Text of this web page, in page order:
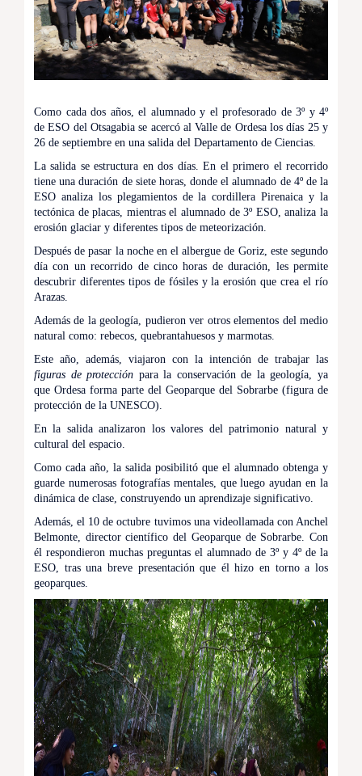
Como cada dos años, el alumnado y el profesorado de 3º y 4º
de ESO del Otsagabia se acercó al Valle de Ordesa los días 25 y
26 de septiembre en una salida del Departamento de Ciencias.
La salida se estructura en dos días. En el primero el recorrido
tiene una duración de siete horas, donde el alumnado de 4º de la
ESO analiza los plegamientos de la cordillera Pirenaica y la
tectónica de placas, mientras el alumnado de 3º ESO, analiza la
erosión glaciar y diferentes tipos de meteorización.
Después de pasar la noche en el albergue de Goriz, este segundo
día con un recorrido de cinco horas de duración, les permite
descubrir diferentes tipos de fósiles y la erosión que crea el río
Arazas.
Además de la geología, pudieron ver otros elementos del medio
natural como: rebecos, quebrantahuesos y marmotas.
Este año, además, viajaron con la intención de trabajar las
figuras de protección para la conservación de la geología, ya
que Ordesa forma parte del Geoparque del Sobrarbe (figura de
protección de la UNESCO).
En la salida analizaron los valores del patrimonio natural y
cultural del espacio.
Como cada año, la salida posibilitó que el alumnado obtenga y
guarde numerosas fotografías mentales, que luego ayudan en la
dinámica de clase, construyendo un aprendizaje significativo.
Además, el 10 de octubre tuvimos una videollamada con Anchel
Belmonte, director científico del Geoparque de Sobrarbe. Con
él respondieron muchas preguntas el alumnado de 3º y 4º de la
ESO, tras una breve presentación que él hizo en torno a los
geoparques.